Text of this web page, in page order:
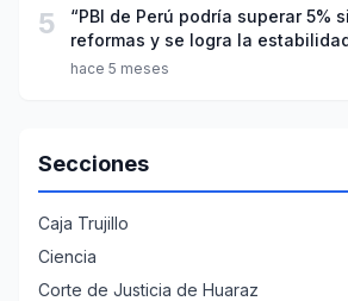
5
“PBI de Perú podría superar 5%
reformas y se logra la
hace 5 meses
Secciones
Caja Trujillo
Ciencia
Corte de Justicia de Huaraz